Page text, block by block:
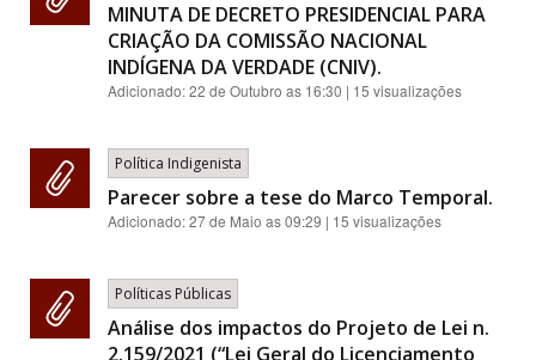
MINUTA DE DECRETO PRESIDENCIAL PARA
CRIAÇÃO DA COMISSÃO NACIONAL
INDÍGENA DA VERDADE (CNIV).
Adicionado:22 de Outubro as 16:30 | 15 visualizações
Política Indigenista
Parecer sobre a tese do Marco Temporal.
Adicionado:27 de Maio as 09:29 | 15 visualizações
Políticas Públicas
Análise dos impactos do Projeto de Lei n.
2.159/2021 (“Lei Geral do Licenciamento